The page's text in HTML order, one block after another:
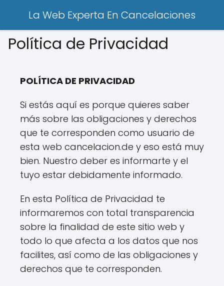
La Web Experta En Cancelaciones
Política de Privacidad
POLÍTICA DE PRIVACIDAD
Si estás aquí es porque quieres saber
más sobre las obligaciones y derechos
que te corresponden como usuario de
esta web cancelacion.de y eso está muy
bien. Nuestro deber es informarte y el
tuyo estar debidamente informado.
En esta Política de Privacidad te
informaremos con total transparencia
sobre la finalidad de este sitio web y
todo lo que afecta a los datos que nos
facilites, así como de las obligaciones y
derechos que te corresponden.